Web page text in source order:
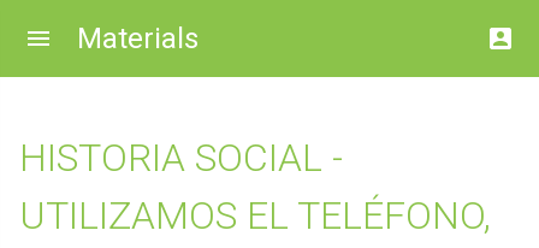
Materials
HISTORIA SOCIAL -
UTILIZAMOS EL TELÉFONO,